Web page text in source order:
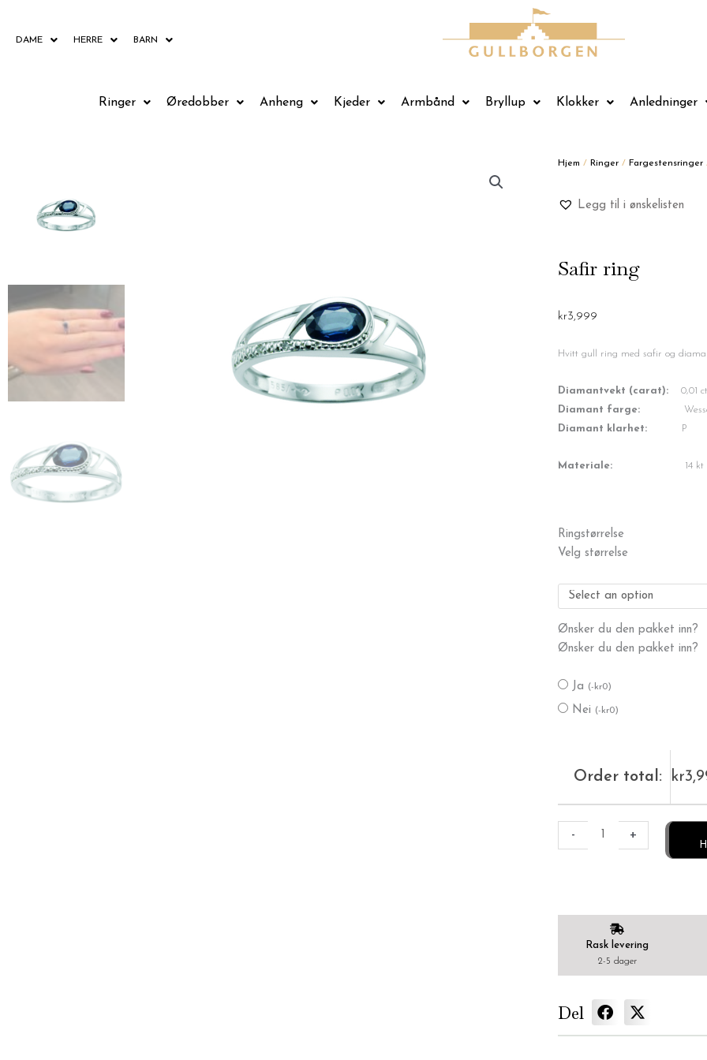
DAME HERRE BARN
Ringer Øredobber Anheng Kjeder Armbånd Bryllup Klokker Anledninger
Hjem / Ringer / Fargestensringer
Legg til i ønskelisten
Safir ring
kr3,999
Hvitt gull ring med safir og
Diamantvekt (carat): 0,01 ct
Diamant farge:
Diamant klarhet:
P
Materiale: 14 kt hvitt
Ringstørrelse
Velg størrelse
Ønsker du den pakket inn?
Ønsker du den pakket inn?
Ja (- kr0)
Nei (- kr0)
Order total: kr
-
ring
antall
+
Rask levering
2-5 dager
Del